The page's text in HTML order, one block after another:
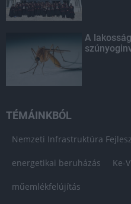
A
TÉMÁINKBÓL
Nemzeti Infrastruktúra
energetikai beruházás Ke-
műemlékfelújítás